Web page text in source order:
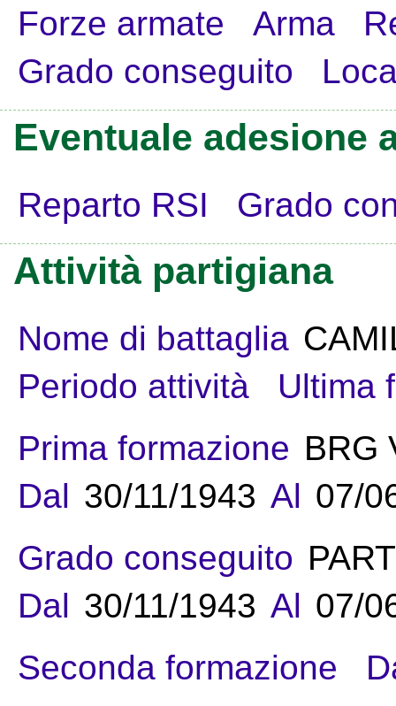
Forze armate Arma
Grado conseguito
Eventuale adesione
Reparto RSI Grado
Attività partigiana
Nome di battaglia
Periodo attività
Ultima
Prima formazione BRG
Dal 30/11/1943 Al 07/
Grado conseguito
Dal 30/11/1943 Al 07/
Seconda formazione